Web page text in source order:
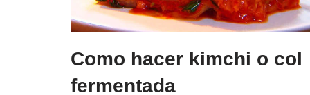
Como hacer kimchi o col
fermentada